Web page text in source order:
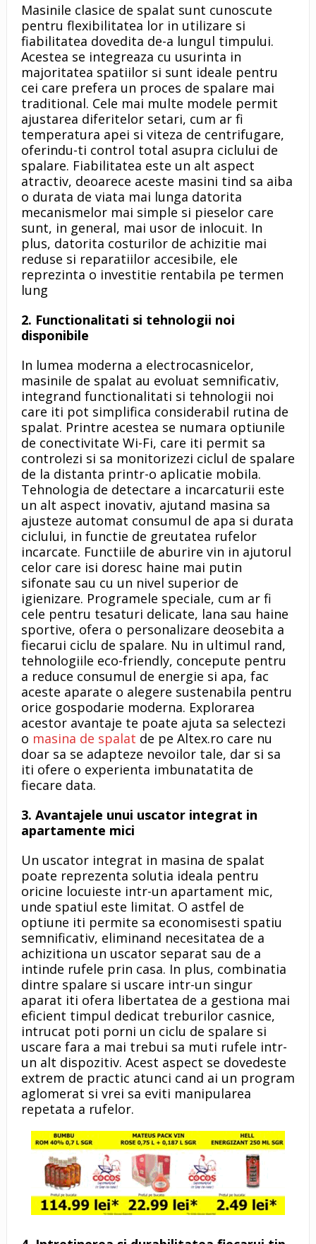
Masinile clasice de spalat sunt cunoscute
pentru flexibilitatea lor in utilizare si
fiabilitatea dovedita de-a lungul timpului.
Acestea se integreaza cu usurinta in
majoritatea spatiilor si sunt ideale pentru
cei care prefera un proces de spalare mai
traditional. Cele mai multe modele permit
ajustarea diferitelor setari, cum ar fi
temperatura apei si viteza de centrifugare,
oferindu-ti control total asupra ciclului de
spalare. Fiabilitatea este un alt aspect
atractiv, deoarece aceste masini tind sa aiba
o durata de viata mai lunga datorita
mecanismelor mai simple si pieselor care
sunt, in general, mai usor de inlocuit. In
plus, datorita costurilor de achizitie mai
reduse si reparatiilor accesibile, ele
reprezinta o investitie rentabila pe termen
lung
2. Functionalitati si tehnologii noi
disponibile
In lumea moderna a electrocasnicelor,
masinile de spalat au evoluat semnificativ,
integrand functionalitati si tehnologii noi
care iti pot simplifica considerabil rutina de
spalat. Printre acestea se numara optiunile
de conectivitate Wi-Fi, care iti permit sa
controlezi si sa monitorizezi ciclul de spalare
de la distanta printr-o aplicatie mobila.
Tehnologia de detectare a incarcaturii este
un alt aspect inovativ, ajutand masina sa
ajusteze automat consumul de apa si durata
ciclului, in functie de greutatea rufelor
incarcate. Functiile de aburire vin in ajutorul
celor care isi doresc haine mai putin
sifonate sau cu un nivel superior de
igienizare. Programele speciale, cum ar fi
cele pentru tesaturi delicate, lana sau haine
sportive, ofera o personalizare deosebita a
fiecarui ciclu de spalare. Nu in ultimul rand,
tehnologiile eco-friendly, concepute pentru
a reduce consumul de energie si apa, fac
aceste aparate o alegere sustenabila pentru
orice gospodarie moderna. Explorarea
acestor avantaje te poate ajuta sa selectezi
o masina de spalat de pe Altex.ro care nu
doar sa se adapteze nevoilor tale, dar si sa
iti ofere o experienta imbunatatita de
fiecare data.
3. Avantajele unui uscator integrat in
apartamente mici
Un uscator integrat in masina de spalat
poate reprezenta solutia ideala pentru
oricine locuieste intr-un apartament mic,
unde spatiul este limitat. O astfel de
optiune iti permite sa economisesti spatiu
semnificativ, eliminand necesitatea de a
achizitiona un uscator separat sau de a
intinde rufele prin casa. In plus, combinatia
dintre spalare si uscare intr-un singur
aparat iti ofera libertatea de a gestiona mai
eficient timpul dedicat treburilor casnice,
intrucat poti porni un ciclu de spalare si
uscare fara a mai trebui sa muti rufele intr-
un alt dispozitiv. Acest aspect se dovedeste
extrem de practic atunci cand ai un program
aglomerat si vrei sa eviti manipularea
repetata a rufelor.